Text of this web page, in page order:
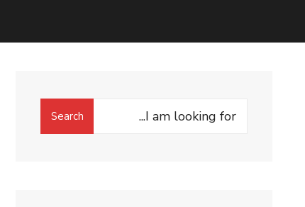
Search
Search